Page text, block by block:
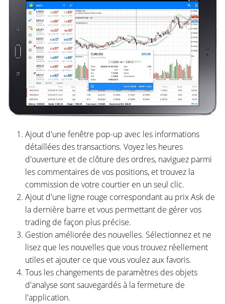
Ajout d'une fenêtre pop-up avec les informations
détaillées des transactions. Voyez les heures
d'ouverture et de clôture des ordres, naviguez parmi
les commentaires de vos positions, et trouvez la
commission de votre courtier en un seul clic.
Ajout d'une ligne rouge correspondant au prix Ask de
la dernière barre et vous permettant de gérer vos
trading de façon plus précise.
Gestion améliorée des nouvelles. Sélectionnez et ne
lisez que les nouvelles que vous trouvez réellement
utiles et ajouter ce que vous voulez aux favoris.
Tous les changements de paramètres des objets
d'analyse sont sauvegardés à la fermeture de
l'application.